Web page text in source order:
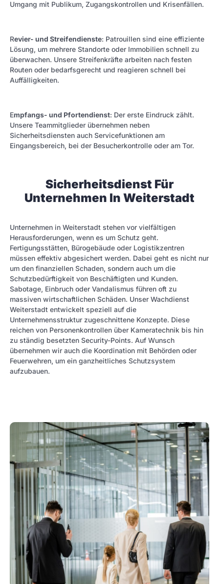
Umgang mit Publikum, Zugangskontrollen und Krisenfällen.
Revier- und Streifendienste: Patrouillen sind eine effiziente
Lösung, um mehrere Standorte oder Immobilien schnell zu
überwachen. Unsere Streifenkräfte arbeiten nach festen
Routen oder bedarfsgerecht und reagieren schnell bei
Auffälligkeiten.
Empfangs- und Pfortendienst: Der erste Eindruck zählt.
Unsere Teammitglieder übernehmen neben
Sicherheitsdiensten auch Servicefunktionen am
Eingangsbereich, bei der Besucherkontrolle oder am Tor.
Sicherheitsdienst Für
Unternehmen In Weiterstadt
Unternehmen in Weiterstadt stehen vor vielfältigen
Herausforderungen, wenn es um Schutz geht.
Fertigungsstätten, Bürogebäude oder Logistikzentren
müssen effektiv abgesichert werden. Dabei geht es nicht nur
um den finanziellen Schaden, sondern auch um die
Schutzbedürftigkeit von Beschäftigten und Kunden.
Sabotage, Einbruch oder Vandalismus führen oft zu
massiven wirtschaftlichen Schäden. Unser Wachdienst
Weiterstadt entwickelt speziell auf die
Unternehmensstruktur zugeschnittene Konzepte. Diese
reichen von Personenkontrollen über Kameratechnik bis hin
zu ständig besetzten Security-Points. Auf Wunsch
übernehmen wir auch die Koordination mit Behörden oder
Feuerwehren, um ein ganzheitliches Schutzsystem
aufzubauen.